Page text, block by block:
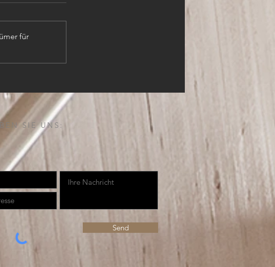
für
SIE UNS:
Send